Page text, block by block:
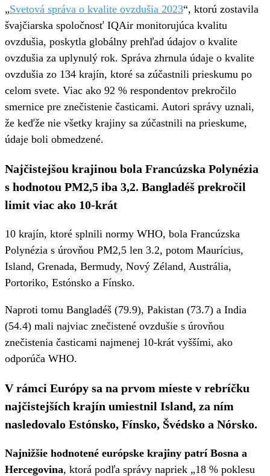
„Svetová správa o kvalite ovzdušia 2023“, ktorú zostavila
švajčiarska spoločnosť IQAir monitorujúca kvalitu
ovzdušia, poskytla globálny prehľad údajov o kvalite
ovzdušia za uplynulý rok. Správa zhrnula údaje o kvalite
ovzdušia zo 134 krajín, ktoré sa zúčastnili prieskumu po
celom svete. Viac ako 92 % respondentov prekročilo
smernice pre znečistenie časticami. Autori správy uznali,
že keďže nie všetky krajiny sa zúčastnili na prieskume,
údaje boli obmedzené.
Najčistejšou krajinou bola Francúzska Polynézia
s hodnotou PM2,5 iba 3,2. Bangladéš prekročil
limit viac ako 10-krát
10 krajín, ktoré splnili normy WHO, bola Francúzska
Polynézia s úrovňou PM2,5 len 3.2, potom Maurícius,
Island, Grenada, Bermudy, Nový Zéland, Austrália,
Portoriko, Estónsko a Fínsko.
Naproti tomu Bangladéš (79.9), Pakistan (73.7) a India
(54.4) mali najviac znečistené ovzdušie s úrovňou
znečistenia časticami najmenej 10-krát vyššími, ako
odporúča WHO.
V rámci Európy sa na prvom mieste v rebríčku
najčistejších krajín umiestnil Island, za ním
nasledovalo Estónsko, Fínsko, Švédsko a Nórsko.
Najnižšie hodnotené európske krajiny patrí Bosna a
Hercegovina, ktorá podľa správy napriek „18 % poklesu